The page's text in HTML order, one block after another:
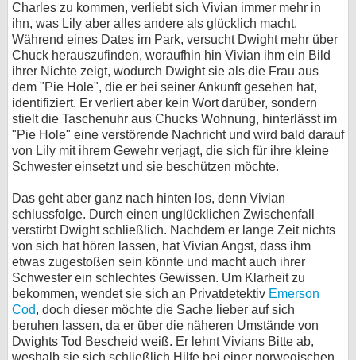
Charles zu kommen, verliebt sich Vivian immer mehr in
ihn, was Lily aber alles andere als glücklich macht.
Während eines Dates im Park, versucht Dwight mehr über
Chuck herauszufinden, woraufhin hin Vivian ihm ein Bild
ihrer Nichte zeigt, wodurch Dwight sie als die Frau aus
dem "Pie Hole", die er bei seiner Ankunft gesehen hat,
identifiziert. Er verliert aber kein Wort darüber, sondern
stielt die Taschenuhr aus Chucks Wohnung, hinterlässt im
"Pie Hole" eine verstörende Nachricht und wird bald darauf
von Lily mit ihrem Gewehr verjagt, die sich für ihre kleine
Schwester einsetzt und sie beschützen möchte.
Das geht aber ganz nach hinten los, denn Vivian
schlussfolge. Durch einen unglücklichen Zwischenfall
verstirbt Dwight schließlich. Nachdem er lange Zeit nichts
von sich hat hören lassen, hat Vivian Angst, dass ihm
etwas zugestoßen sein könnte und macht auch ihrer
Schwester ein schlechtes Gewissen. Um Klarheit zu
bekommen, wendet sie sich an Privatdetektiv Emerson
Cod, doch dieser möchte die Sache lieber auf sich
beruhen lassen, da er über die näheren Umstände von
Dwights Tod Bescheid weiß. Er lehnt Vivians Bitte ab,
weshalb sie sich schließlich Hilfe bei einer norwegischen